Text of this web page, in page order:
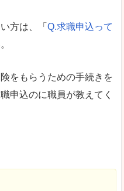
方は、「 Q.求職申込って
をもらうための手続きを
申込のに職員が教えてく